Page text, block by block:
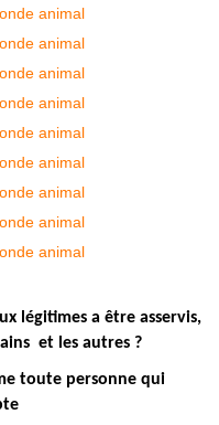
légitimes a être asservis,
et les autres ?
toute personne qui